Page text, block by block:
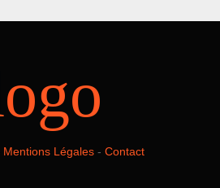
Mentions Légales- Contact